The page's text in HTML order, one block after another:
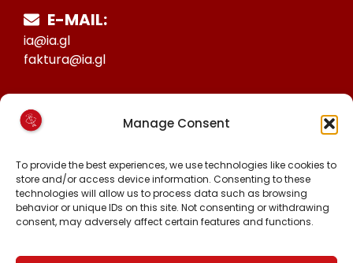
Manage Consent
To provide the best experiences, we use technologies like cookies to
store and/or access device information. Consenting to these
technologies will allow us to process data such as browsing
behavior or unique IDs on this site. Not consenting or withdrawing
consent, may adversely affect certain features and functions.
E-MAIL:
ia@ia.gl
faktura@ia.gl
25027388
KONTO NR:
6471-1511626
FØLG OS PÅ:
FACEBOOK